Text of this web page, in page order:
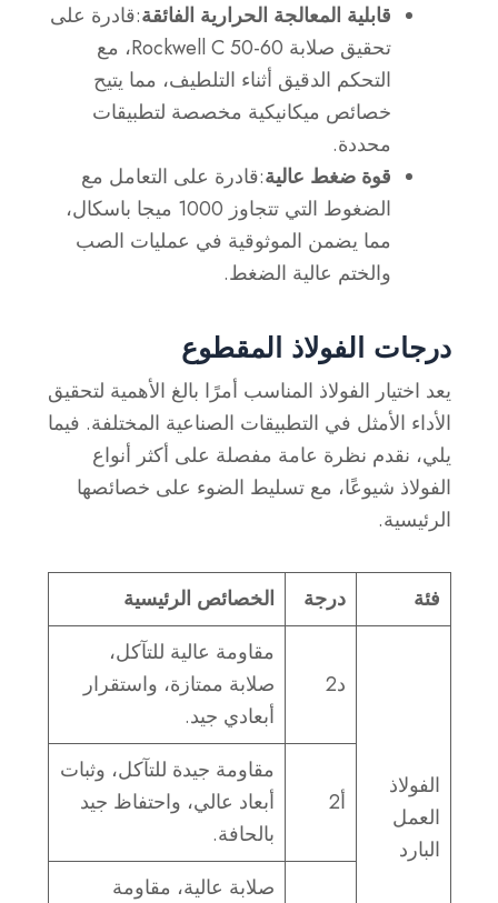
قابلية المعالجة الحرارية الفائقة:قادرة على
تحقيق صلابة Rockwell C 50-60، مع
التحكم الدقيق أثناء التلطيف، مما يتيح
خصائص ميكانيكية مخصصة لتطبيقات
محددة.
قوة ضغط عالية:قادرة على التعامل مع
الضغوط التي تتجاوز 1000 ميجا باسكال،
مما يضمن الموثوقية في عمليات الصب
والختم عالية الضغط.
درجات الفولاذ المقطوع
يعد اختيار الفولاذ المناسب أمرًا بالغ الأهمية لتحقيق
الأداء الأمثل في التطبيقات الصناعية المختلفة. فيما
يلي، نقدم نظرة عامة مفصلة على أكثر أنواع
الفولاذ شيوعًا، مع تسليط الضوء على خصائصها
الرئيسية.
فئة درجة الخصائص الرئيسية
الفولاذ
العمل
البارد
د2
مقاومة عالية للتآكل،
صلابة ممتازة، واستقرار
أبعادي جيد.
أ2
مقاومة جيدة للتآكل، وثبات
أبعاد عالي، واحتفاظ جيد
بالحافة.
صلابة عالية، مقاومة